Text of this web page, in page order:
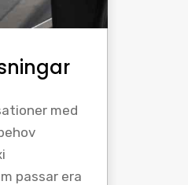
med
passar era